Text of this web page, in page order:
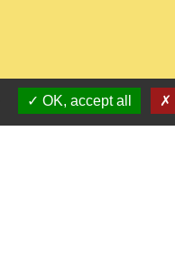
OK, accept all